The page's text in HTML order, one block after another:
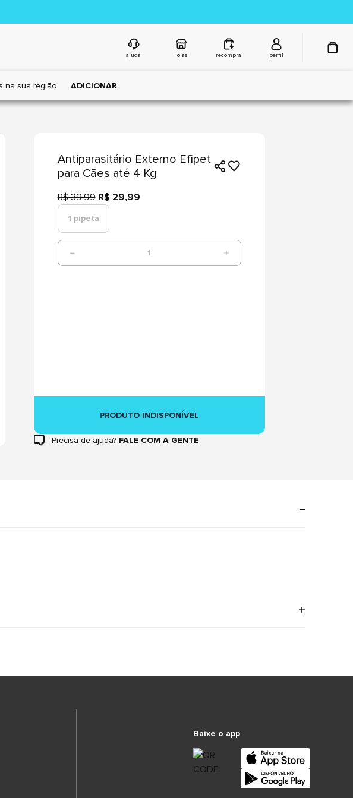
ajuda lojas recompra perfil
na sua região. ADICIONAR
Antiparasitário Externo Efipet
para Cães até 4 Kg
R$ 39,99 R$ 29,99
1 pipeta
1
PRODUTO INDISPONÍVEL
Precisa de ajuda? FALE COM A GENTE
Baixe o app